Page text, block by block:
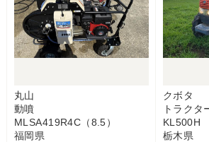
丸山
動噴
MLSA419R4C（8.5）
福岡県
クボタ
トラクタ
KL500H
栃木県